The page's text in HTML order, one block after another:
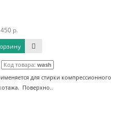
450 р.
Код товара: wash
для стирки компрессионного
Поверхно..